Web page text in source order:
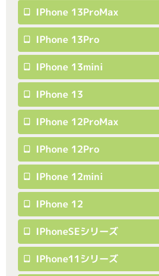
IPhone 13ProMax
IPhone 13Pro
IPhone 13mini
IPhone 13
IPhone 12ProMax
IPhone 12Pro
IPhone 12mini
IPhone 12
IPhoneSEシリーズ
IPhone11シリーズ